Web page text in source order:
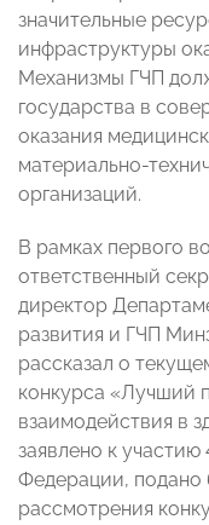
значительные
инфраструктуры
Механизмы ГЧП
государства в
оказания
материально-
организаций.
В рамках первого
ответственный
директор
развития и ГЧП
рассказал о
конкурса «Лучший
взаимодействия в
заявлено к
Федерации, подано
рассмотрения